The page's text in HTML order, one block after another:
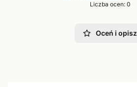
Liczba ocen: 0
Oceń i opisz